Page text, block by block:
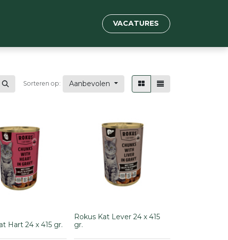
VACATURES
Sorteren op: Aanbevolen
Hart 24 x 415 gr.
Rokus Kat Lever 24 x 415
gr.